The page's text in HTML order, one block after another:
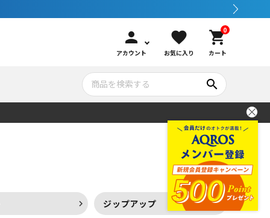
person
アカウント
favorite
お気に入り
0
shopping_cart
カート
メンテナンサービス・交換用パーツ
search
ジップアップ